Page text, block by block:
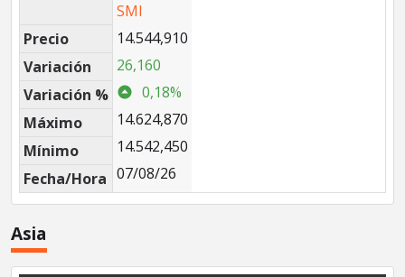
Precio
Variación
Variación %
Máximo
Mínimo
Fecha/Hora
SMI
14.544,910
26,160
0,18%
14.624,870
14.542,450
07/08/26
Asia